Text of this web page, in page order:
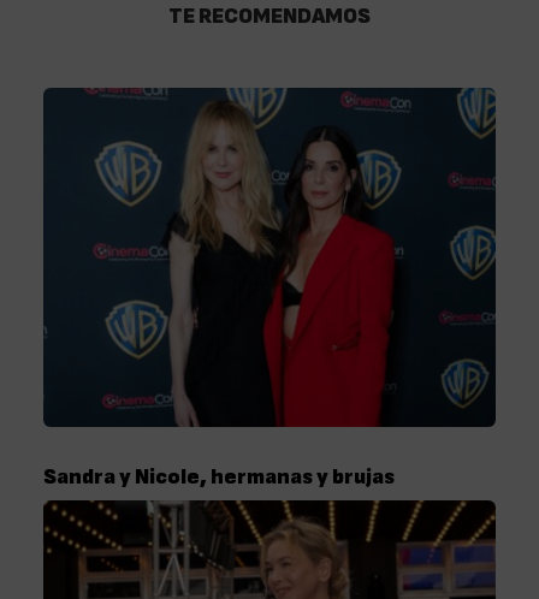
TE RECOMENDAMOS
Sandra y Nicole, hermanas y brujas